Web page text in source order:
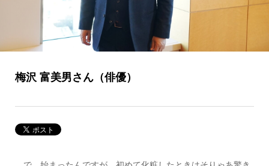
梅沢 富美男さん（俳優）